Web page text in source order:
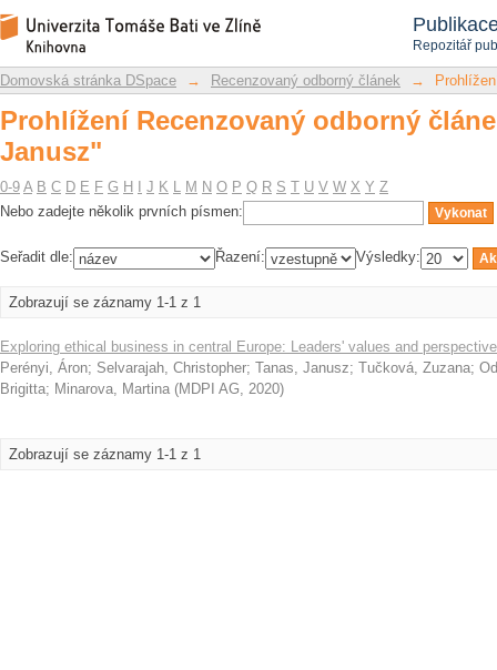
Repozitář
Prohlížení Recenzovaný odborný
Repozitář DSpace/Manakin
Domovská stránka DSpace → Recenzovaný odborný článek →
Prohlížení Recenzovaný odborný
Janusz"
0-9 A B C D E F G H J K L M N O P Q R S T U V W X Y Z
Nebo zadejte několik prvních písmen:
Seřadit dle: Řazení: Výsledky:
Zobrazují se záznamy 1-1 z 1
Exploring ethical business in central Europe: Leaders' values and
Perényi, Áron; Selvarajah, Christopher; Tanas, Janusz; Tučková, Zuzana;
Brigitta; Minarova, Martina (MDPI AG, 2020)
Zobrazují se záznamy 1-1 z 1